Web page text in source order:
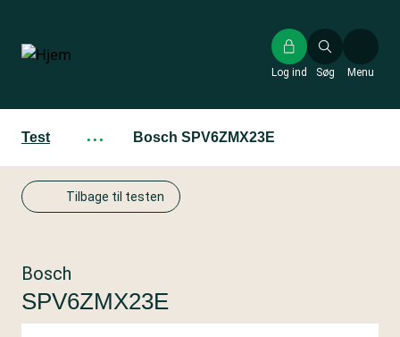
hovedindhold
Søg
Log ind Menu
Test ··· Bosch SPV6ZMX23E
Tilbage til testen
Bosch
SPV6ZMX23E